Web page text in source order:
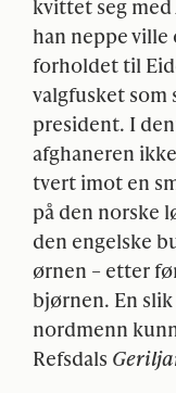
kvittet seg
han neppe ville
forholdet til
valgfusket som
president. I
afghaneren
tvert imot en
på den norske
den engelske
ørnen – etter
bjørnen. En
nordmenn
Refsdals